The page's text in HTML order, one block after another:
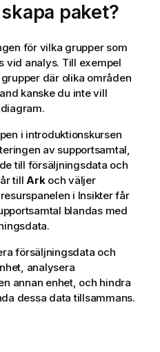
paket?
för vilka grupper som
vid analys. Till exempel
där olika områden
kanske du inte vill
i introduktionskursen
av supportsamtal,
till försäljningsdata och
till Arkoch väljer
i Insikterfår
blandas med
försäljningsdata och
analysera
annan enhet, och hindra
dessa data tillsammans.